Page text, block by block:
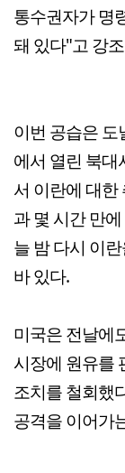
통수권자가 명
돼 있다"고 강
이번 공습은 도
에서 열린 북대
서 이란에 대한
과 몇 시간 만
늘 밤 다시 이
바 있다.
미국은 전날에
시장에 원유를
조치를 철회했
공격을 이어가